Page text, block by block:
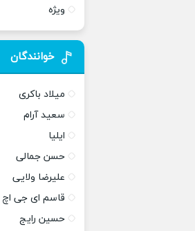
ویژه
خوانندگان
میلاد باکری
سعید آرام
ایلیا
حسن جمالی
علیرضا ولایی
قاسم ای جی اچ
حسین رایج